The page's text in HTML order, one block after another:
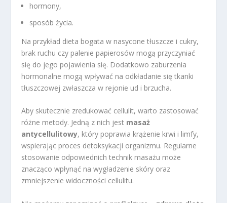
hormony,
sposób życia.
Na przykład dieta bogata w nasycone tłuszcze i cukry,
brak ruchu czy palenie papierosów mogą przyczyniać
się do jego pojawienia się. Dodatkowo zaburzenia
hormonalne mogą wpływać na odkładanie się tkanki
tłuszczowej zwłaszcza w rejonie ud i brzucha.
Aby skutecznie zredukować cellulit, warto zastosować
różne metody. Jedną z nich jest masaż
antycellulitowy, który poprawia krążenie krwi i limfy,
wspierając proces detoksykacji organizmu. Regularne
stosowanie odpowiednich technik masażu może
znacząco wpłynąć na wygładzenie skóry oraz
zmniejszenie widoczności cellulitu.